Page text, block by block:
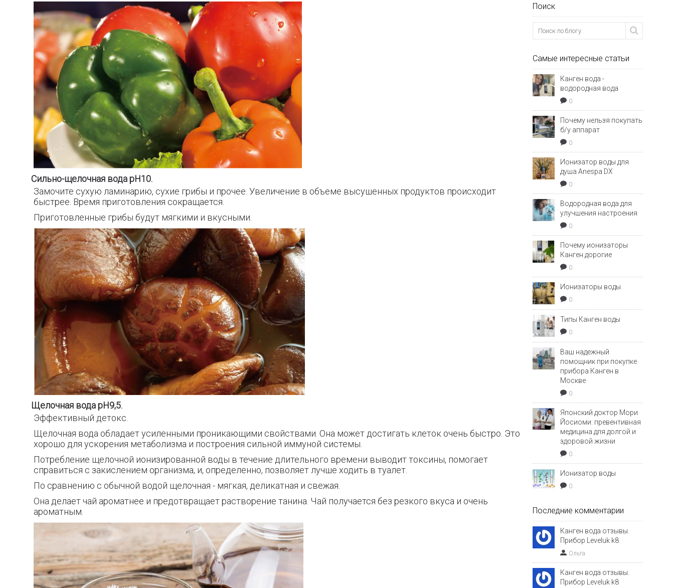
Поиск
Самые интересные статьи
Канген вода -
водородная вода
0
Почему нельзя покупать
б/у аппарат
0
Ионизатор воды для
душа Anespa DX
0
Водородная вода для
улучшения настроения
0
Почему ионизаторы
Канген дорогие
0
Ионизаторы воды
0
Типы Канген воды
0
Ваш надежный
помощник при покупке
прибора Канген в
Москве
0
Японский доктор Мори
Йосиоми: превентивная
медицина для долгой и
здоровой жизни
0
Ионизатор воды
0
Последние комментарии
Канген вода отзывы.
Прибор Leveluk k8
Ольга
Канген вода отзывы.
Прибор Leveluk k8
Сильно-щелочная вода pH10.
Замочите сухую ламинарию, сухие грибы и прочее. Увеличение в объеме высушенных продуктов происходит
быстрее. Время приготовления сокращается.
Приготовленные грибы будут мягкими и вкусными.
Щелочная вода pH9,5.
Эффективный детокс.
Щелочная вода обладает усиленными проникающими свойствами. Она может достигать клеток очень быстро. Это
хорошо для ускорения метаболизма и построения сильной иммуной системы.
Потребление щелочной ионизированной воды в течение длительного времени выводит токсины, помогает
справиться с закислением организма, и, определенно, позволяет лучше ходить в туалет.
По сравнению с обычной водой щелочная - мягкая, деликатная и свежая.
Она делает чай ароматнее и предотвращает растворение танина. Чай получается без резкого вкуса и очень
ароматным.